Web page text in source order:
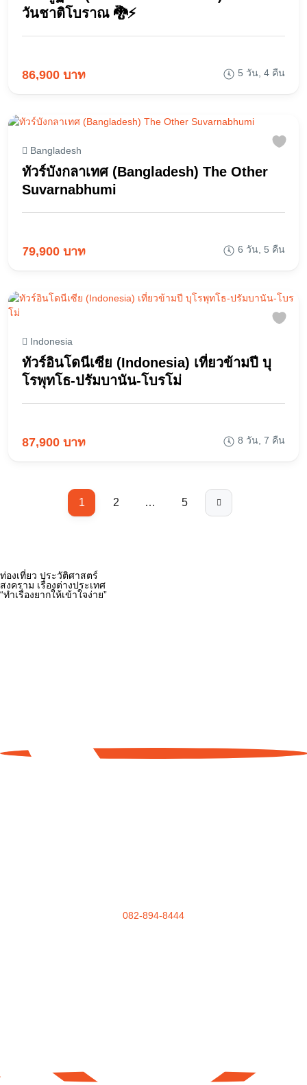
วันชาติโบราณ 🐉⚡
86,900 บาท 5 วัน, 4 คืน
Bangladesh
ทัวร์บังกลาเทศ (Bangladesh) The Other
Suvarnabhumi
79,900 บาท 6 วัน, 5 คืน
Indonesia
ทัวร์อินโดนีเซีย (Indonesia) เที่ยวข้ามปี บุ
โรพุทโธ-ปรัมบานัน-โบรโม่
87,900 บาท 8 วัน, 7 คืน
1 2 … 5
ท่องเที่ยว ประวัติศาสตร์
สงคราม เรื่องต่างประเทศ
“ทำเรื่องยากให้เข้าใจง่าย”
082-894-8444